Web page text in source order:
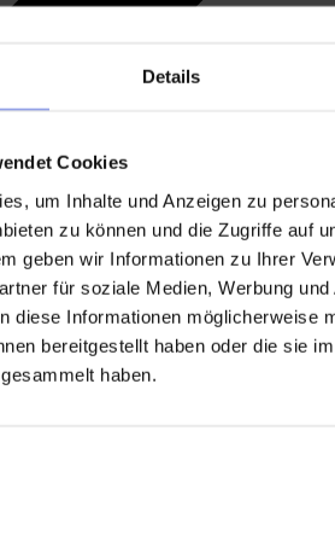
Details
Cookies
um Inhalte und Anzeigen zu
zu können und die Zugriffe auf
geben wir Informationen zu Ihrer
für soziale Medien, Werbung
diese Informationen möglicherweise
bereitgestellt haben oder die sie
haben.